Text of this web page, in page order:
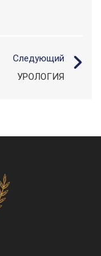
Следующий
УРОЛОГИЯ